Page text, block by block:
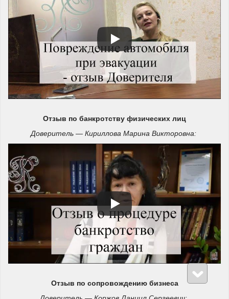
Отзыв по банкротству физических лиц
Доверитель — Кириллова Марина Викторовна:
Отзыв по сопровождению бизнеса